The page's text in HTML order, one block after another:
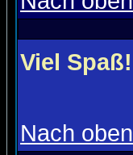
Viel Spaß!
Nach oben